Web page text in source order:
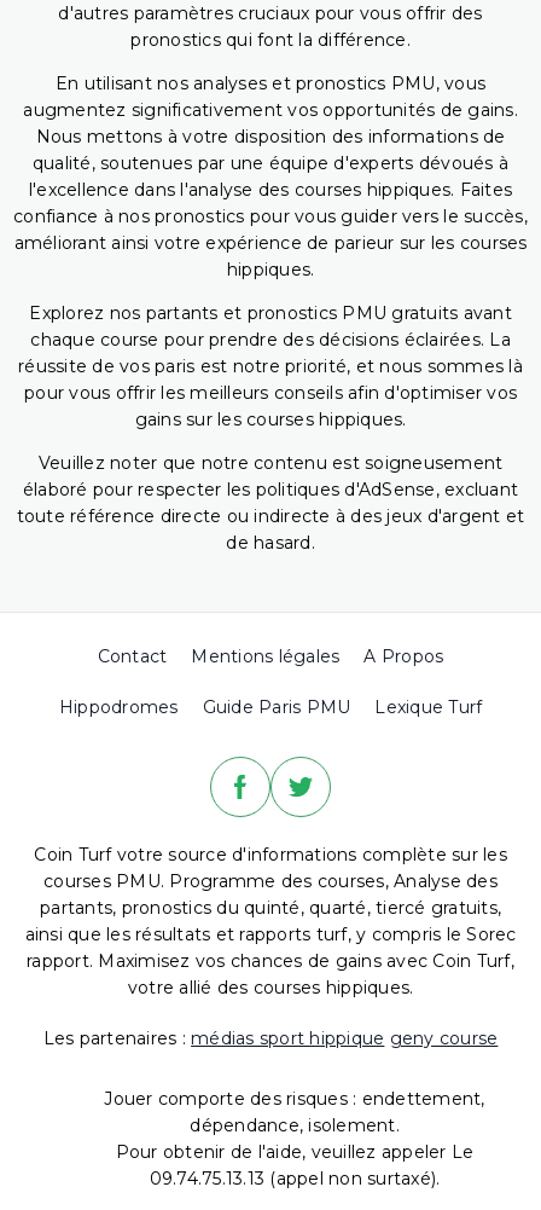
d'autres paramètres cruciaux pour vous offrir des
pronostics qui font la différence.
En utilisant nos analyses et pronostics PMU, vous
augmentez significativement vos opportunités de gains.
Nous mettons à votre disposition des informations de
qualité, soutenues par une équipe d'experts dévoués à
l'excellence dans l'analyse des courses hippiques. Faites
confiance à nos pronostics pour vous guider vers le succès,
améliorant ainsi votre expérience de parieur sur les courses
hippiques.
Explorez nos partants et pronostics PMU gratuits avant
chaque course pour prendre des décisions éclairées. La
réussite de vos paris est notre priorité, et nous sommes là
pour vous offrir les meilleurs conseils afin d'optimiser vos
gains sur les courses hippiques.
Veuillez noter que notre contenu est soigneusement
élaboré pour respecter les politiques d'AdSense, excluant
toute référence directe ou indirecte à des jeux d'argent et
de hasard.
Contact Mentions légales A Propos
Hippodromes Guide Paris PMU Lexique Turf
Coin Turf votre source d'informations complète sur les
courses PMU. Programme des courses, Analyse des
partants, pronostics du quinté, quarté, tiercé gratuits,
ainsi que les résultats et rapports turf, y compris le Sorec
rapport. Maximisez vos chances de gains avec Coin Turf,
votre allié des courses hippiques.
Les partenaires : médias sport hippique geny course
Jouer comporte des risques : endettement,
dépendance, isolement.
Pour obtenir de l'aide, veuillez appeler Le
09.74.75.13.13 (appel non surtaxé).